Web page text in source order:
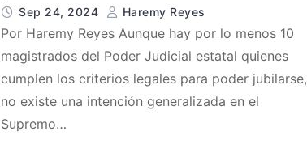
Sep 24, 2024 Haremy Reyes
Por Haremy Reyes Aunque hay por lo menos 10
magistrados del Poder Judicial estatal quienes
cumplen los criterios legales para poder jubilarse,
no existe una intención generalizada en el
Supremo…